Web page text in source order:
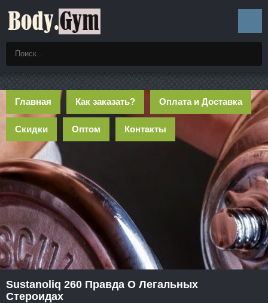
Главная Как заказать? Оплата и Доставка
Скидки Оптом Контакты
Sustanoliq 260 Правда О Легальных
Стероидах